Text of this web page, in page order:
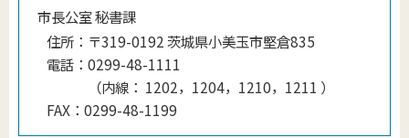
市長公室 秘書課
住所： 〒319-0192 茨城県小美玉市堅倉835
電話： 0299-48-1111
（内線 ： 1202，1204，1210，1211 ）
FAX： 0299-48-1199